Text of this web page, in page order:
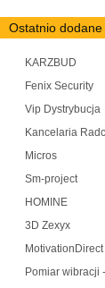
Ostatnio dodane
KARZBUD
Fenix Security
Vip Dystrybucja
Kancelaria
Micros
Sm-project
HOMINE
3D Zexyx
MotivationDirect
Pomiar wibracji